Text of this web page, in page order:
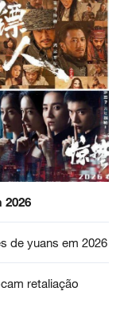
de yuans em 2026
retaliação